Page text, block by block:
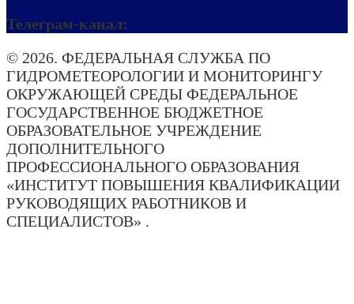
Телеграм-канал:
© 2026. ФЕДЕРАЛЬНАЯ СЛУЖБА ПО
ГИДРОМЕТЕОРОЛОГИИ И МОНИТОРИНГУ
ОКРУЖАЮЩЕЙ СРЕДЫ ФЕДЕРАЛЬНОЕ
ГОСУДАРСТВЕННОЕ БЮДЖЕТНОЕ
ОБРАЗОВАТЕЛЬНОЕ УЧРЕЖДЕНИЕ
ДОПОЛНИТЕЛЬНОГО
ПРОФЕССИОНАЛЬНОГО ОБРАЗОВАНИЯ
«ИНСТИТУТ ПОВЫШЕНИЯ КВАЛИФИКАЦИИ
РУКОВОДЯЩИХ РАБОТНИКОВ И
СПЕЦИАЛИСТОВ» .